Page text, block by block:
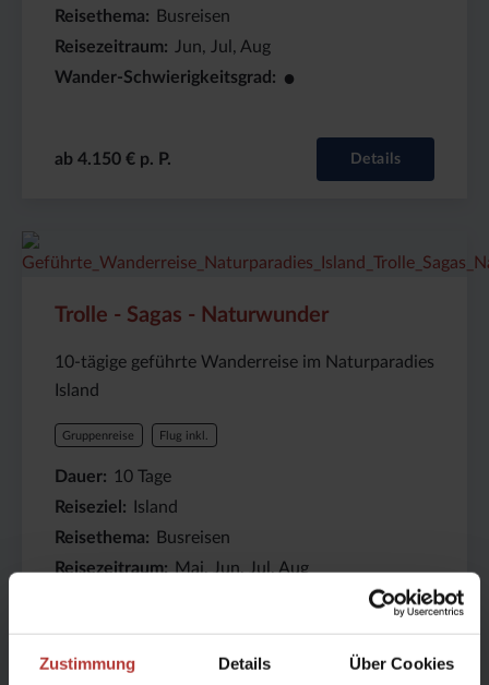
Zustimmung Details Über Cookies
Reisethema
Busreisen
Reisezeitraum
Jun, Jul, Aug
Wander-Schwierigkeitsgrad
●
ab 4.150 € p. P. Details
Trolle - Sagas - Naturwunder
10-tägige geführte Wanderreise im Naturparadies
Island
Gruppenreise Flug inkl.
Dauer 10 Tage
Reiseziel
Island
Reisethema
Busreisen
Reisezeitraum
Mai, Jun, Jul, Aug
Preis
(ab):
4495€
Dauer:
10
Tage
Reiseziel
Island